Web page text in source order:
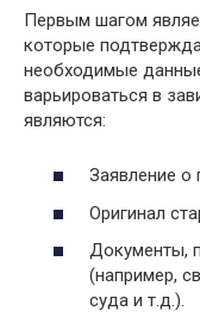
Первым шагом
которые
необходимые
варьироваться в
являются:
Заявление о
Оригинал
Документы,
(например,
суда и т.д.).